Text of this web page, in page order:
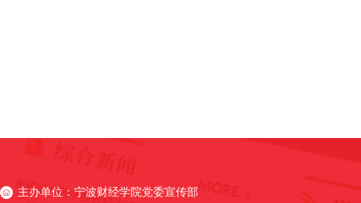
主办单位：宁波财经学院党委宣传部